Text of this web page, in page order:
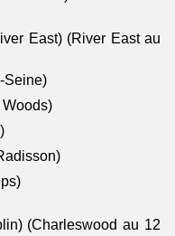
East) (River East au
Seine)
(Charleswood au 12